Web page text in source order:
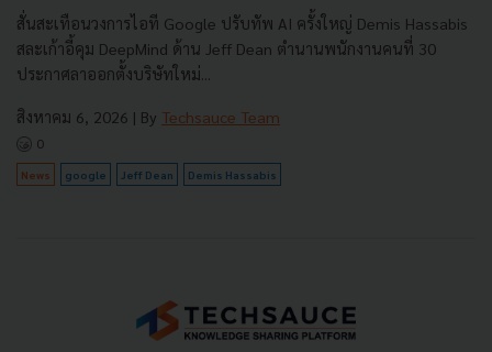
สั่นสะเทือนวงการไอที Google ปรับทัพ AI ครั้งใหญ่ Demis Hassabis
สละเก้าอี้คุม DeepMind ด้าน Jeff Dean ตำนานพนักงานคนที่ 30
ประกาศลาออกตั้งบริษัทใหม่...
สิงหาคม 6, 2026 | By Techsauce Team
0
News google Jeff Dean Demis Hassabis